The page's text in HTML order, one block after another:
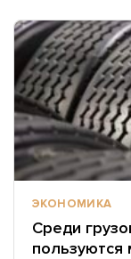
ЭКОНОМИКА
Среди